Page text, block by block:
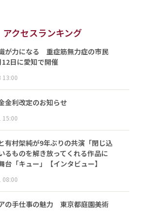
アクセスランキング
が力になる 重症筋無力症の市民
日に愛知で開催
13:00
金利改定のお知らせ
15:00
有村架純が9年ぶりの共演「閉じ込
るものを解き放ってくれる作品に
「キュー」【インタビュー】
08:00
の手仕事の魅力 東京都庭園美術